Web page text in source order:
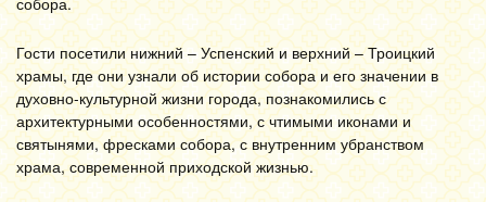
Гости посетили нижний – Успенский и верхний – Троицкий
храмы, где они узнали об истории собора и его значении в
духовно-культурной жизни города, познакомились с
архитектурными особенностями, с чтимыми иконами и
святынями, фресками собора, с внутренним убранством
храма, современной приходской жизнью.